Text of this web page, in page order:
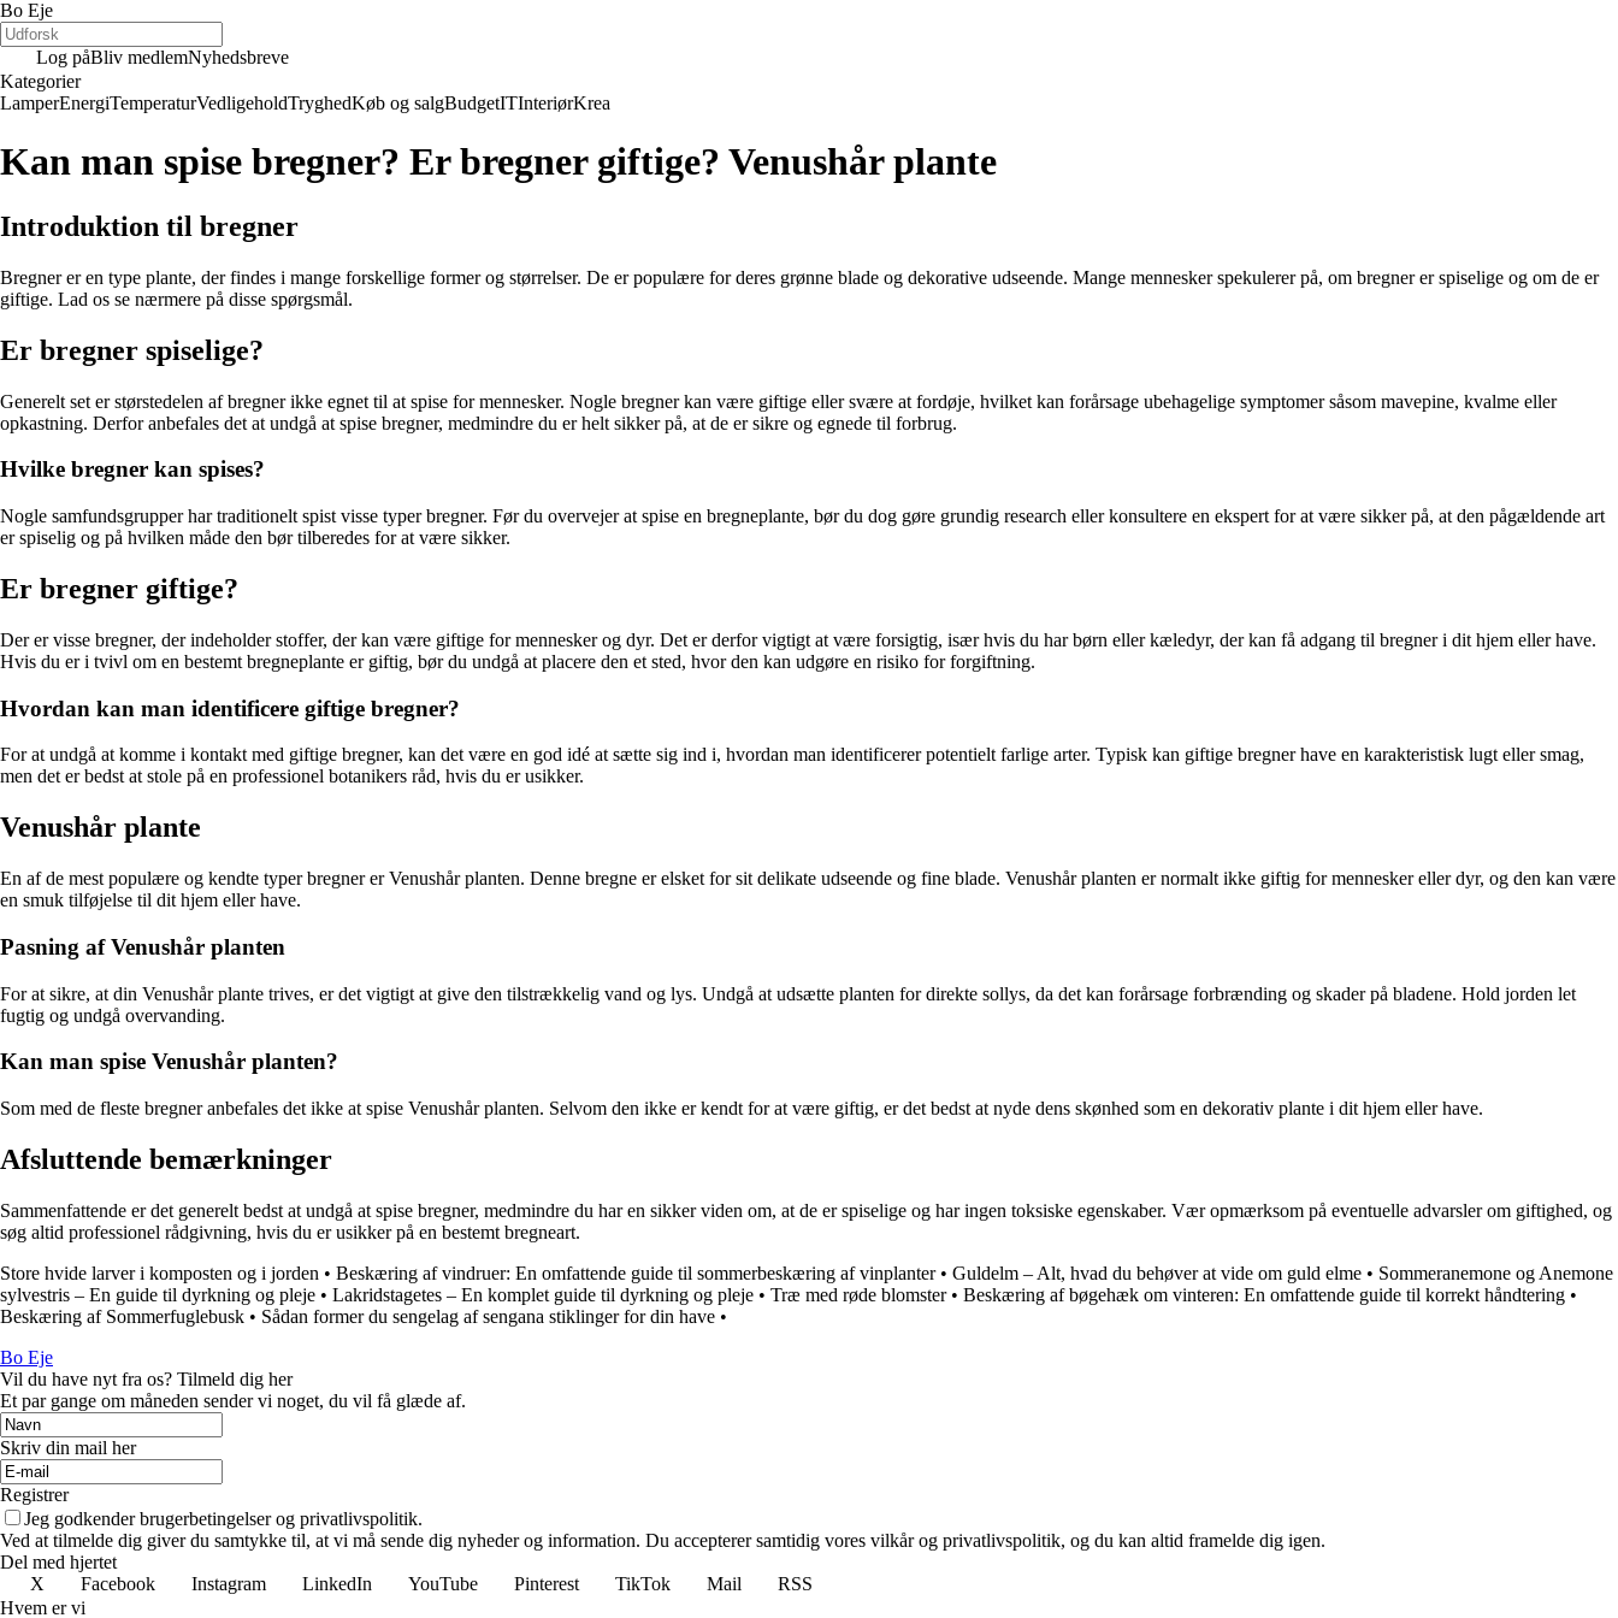
Bo Eje
Log påBliv medlemNyhedsbreve
Kategorier
LamperEnergiTemperaturVedligeholdTryghedKøb og salgBudgetITInteriørKrea
Kan man spise bregner? Er bregner giftige? Venushår plante
Introduktion til bregner
Bregner er en type plante, der findes i mange forskellige former og størrelser. De er populære for deres grønne blade og dekorative udseende. Mange mennesker spekulerer på, om bregner er spiselige og om de er
giftige. Lad os se nærmere på disse spørgsmål.
Er bregner spiselige?
Generelt set er størstedelen af bregner ikke egnet til at spise for mennesker. Nogle bregner kan være giftige eller svære at fordøje, hvilket kan forårsage ubehagelige symptomer såsom mavepine, kvalme eller
opkastning. Derfor anbefales det at undgå at spise bregner, medmindre du er helt sikker på, at de er sikre og egnede til forbrug.
Hvilke bregner kan spises?
Nogle samfundsgrupper har traditionelt spist visse typer bregner. Før du overvejer at spise en bregneplante, bør du dog gøre grundig research eller konsultere en ekspert for at være sikker på, at den pågældende art
er spiselig og på hvilken måde den bør tilberedes for at være sikker.
Er bregner giftige?
Der er visse bregner, der indeholder stoffer, der kan være giftige for mennesker og dyr. Det er derfor vigtigt at være forsigtig, især hvis du har børn eller kæledyr, der kan få adgang til bregner i dit hjem eller have.
Hvis du er i tvivl om en bestemt bregneplante er giftig, bør du undgå at placere den et sted, hvor den kan udgøre en risiko for forgiftning.
Hvordan kan man identificere giftige bregner?
For at undgå at komme i kontakt med giftige bregner, kan det være en god idé at sætte sig ind i, hvordan man identificerer potentielt farlige arter. Typisk kan giftige bregner have en karakteristisk lugt eller smag,
men det er bedst at stole på en professionel botanikers råd, hvis du er usikker.
Venushår plante
En af de mest populære og kendte typer bregner er Venushår planten. Denne bregne er elsket for sit delikate udseende og fine blade. Venushår planten er normalt ikke giftig for mennesker eller dyr, og den kan være
en smuk tilføjelse til dit hjem eller have.
Pasning af Venushår planten
For at sikre, at din Venushår plante trives, er det vigtigt at give den tilstrækkelig vand og lys. Undgå at udsætte planten for direkte sollys, da det kan forårsage forbrænding og skader på bladene. Hold jorden let
fugtig og undgå overvanding.
Kan man spise Venushår planten?
Som med de fleste bregner anbefales det ikke at spise Venushår planten. Selvom den ikke er kendt for at være giftig, er det bedst at nyde dens skønhed som en dekorativ plante i dit hjem eller have.
Afsluttende bemærkninger
Sammenfattende er det generelt bedst at undgå at spise bregner, medmindre du har en sikker viden om, at de er spiselige og har ingen toksiske egenskaber. Vær opmærksom på eventuelle advarsler om giftighed, og
søg altid professionel rådgivning, hvis du er usikker på en bestemt bregneart.
Store hvide larver i komposten og i jorden • Beskæring af vindruer: En omfattende guide til sommerbeskæring af vinplanter• Guldelm – Alt, hvad du behøver at vide om guld elme • Sommeranemone og Anemone
sylvestris – En guide til dyrkning og pleje • Lakridstagetes – En komplet guide til dyrkning og pleje • Træ med røde blomster• Beskæring af bøgehæk om vinteren: En omfattende guide til korrekt håndtering •
Beskæring af Sommerfuglebusk • Sådan former du sengelag af sengana stiklinger for din have •
Bo Eje
Vil du have nyt fra os? Tilmeld dig her
Et par gange om måneden sender vi noget, du vil få glæde af.
Skriv din mail her
Registrer
Jeg godkender brugerbetingelser og privatlivspolitik.
Ved at tilmelde dig giver du samtykke til, at vi må sende dig nyheder og information. Du accepterer samtidig vores vilkår og privatlivspolitik, og du kan altid framelde dig igen.
Del med hjertet
X
Facebook Instagram LinkedIn YouTube Pinterest TikTok Mail
RSS
Hvem er vi